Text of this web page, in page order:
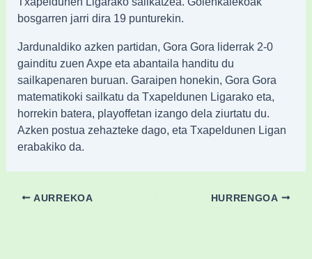
bosgarren jarri dira 19 punturekin.
Jardunaldiko azken partidan, Gora Gora liderrak 2-0
gainditu zuen Axpe eta abantaila handitu du
sailkapenaren buruan. Garaipen honekin, Gora Gora
matematikoki sailkatu da Txapeldunen Ligarako eta,
horrekin batera, playoffetan izango dela ziurtatu du.
Azken postua zehazteke dago, eta Txapeldunen Ligan
erabakiko da.
AURREKOA HURRENGOA